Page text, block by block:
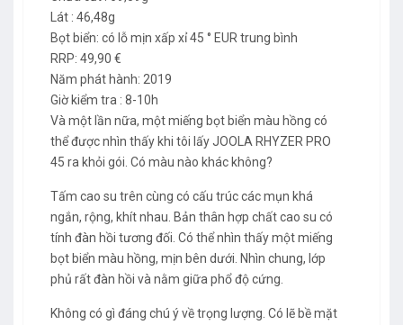
Lát : 46,48g
Bọt biển: có lỗ mịn xấp xỉ 45 ° EUR trung bình
RRP: 49,90 €
Năm phát hành: 2019
Giờ kiểm tra : 8-10h
Và một lần nữa, một miếng bọt biển màu hồng có
thể được nhìn thấy khi tôi lấy JOOLA RHYZER PRO
45 ra khỏi gói. Có màu nào khác không?
Tấm cao su trên cùng có cấu trúc các mụn khá
ngắn, rộng, khít nhau. Bản thân hợp chất cao su có
tính đàn hồi tương đối. Có thể nhìn thấy một miếng
bọt biển màu hồng, mịn bên dưới. Nhìn chung, lớp
phủ rất đàn hồi và nằm giữa phổ độ cứng.
Không có gì đáng chú ý về trọng lượng. Có lẽ bề mặt